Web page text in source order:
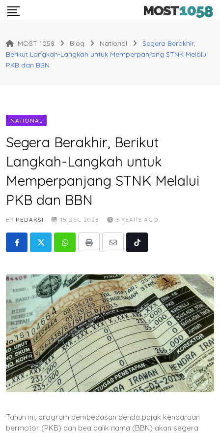
Skip
MOST 1058 Blog National
Segera Berakhir,
Berikut Langkah-Langkah untuk Memperpanjang STNK Melalui
PKB dan BBN
NATIONAL
Segera Berakhir, Berikut
Langkah-Langkah untuk
Memperpanjang STNK Melalui
PKB dan BBN
BY REDAKSI 15 DEC 2023 3 YEARS AGO
WhatsappPrint
Share
Tiktok
Tahun ini, program pembebasan denda pajak kendaraan
bermotor (PKB) dan bea balik nama (BBN) akan segera